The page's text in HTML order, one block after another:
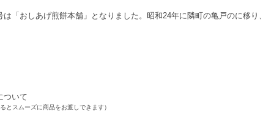
「おしあげ煎餅本舗」となりました。昭和24年に隣町の亀戸のに移り
ついて
とスムーズに商品をお渡しできます）